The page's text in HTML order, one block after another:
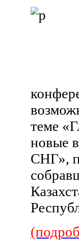
теме
новые
СНГ»,